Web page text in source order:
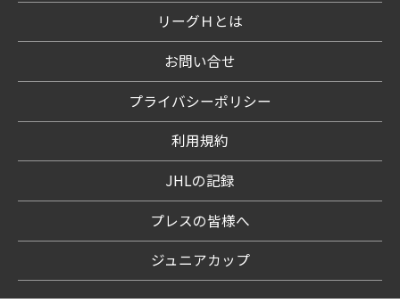
リーグＨとは
お問い合せ
プライバシーポリシー
利用規約
JHLの記録
プレスの皆様へ
ジュニアカップ